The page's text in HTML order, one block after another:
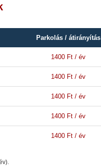
Parkolás / átirányítás
1400 Ft / év
1400 Ft / év
1400 Ft / év
1400 Ft / év
1400 Ft / év